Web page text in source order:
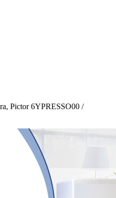
Pictor 6YPRESSO00 /